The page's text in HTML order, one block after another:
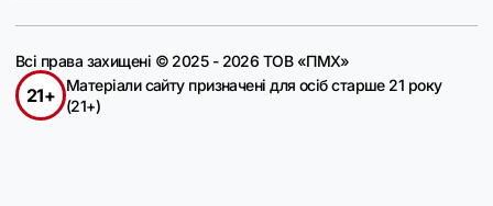
Всі права захищені © 2025 - 2026 ТОВ «ПМХ»
21+
Матеріали сайту призначені для осіб старше 21 року
(21+)